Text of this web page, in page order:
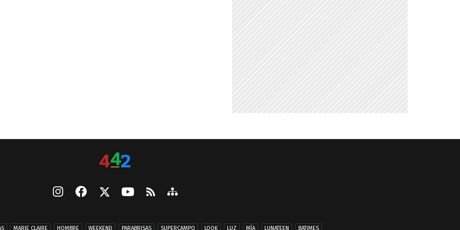
MARIE CLAIRE HOMBRE WEEKEND PARABRISAS SUPERCAMPO LOOK LUZ MÍA LUNATEEN BATIMES